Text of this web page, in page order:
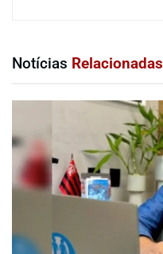
Notícias Relacionadas